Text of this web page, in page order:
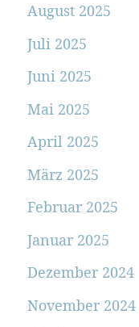
August 2025
Juli 2025
Juni 2025
Mai 2025
April 2025
März 2025
Februar 2025
Januar 2025
Dezember 2024
November 2024